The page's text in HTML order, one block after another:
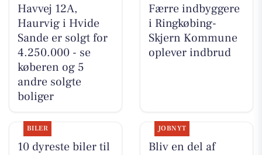
Havvej 12A,
Haurvig i Hvide
Sande er solgt for
4.250.000 - se
køberen og 5
andre solgte
boliger
Færre indbyggere
i Ringkøbing-
Skjern Kommune
oplever indbrud
BILER
10 dyreste biler til
JOBNYT
Bliv en del af